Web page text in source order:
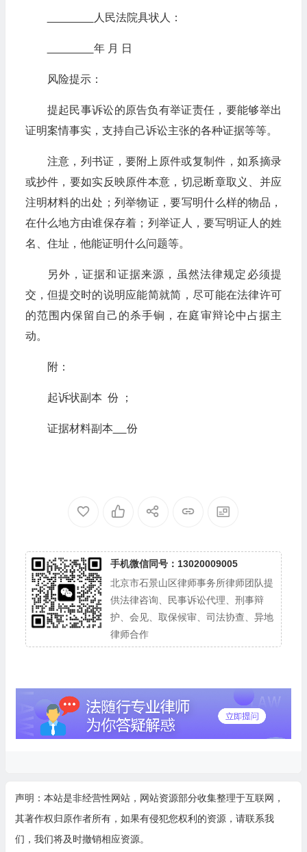
人民法院具状人：
年 月 日
风险提示：
提起民事诉讼的原告负有举证责任，要能够举出
证明案情事实，支持自己诉讼主张的各种证据等等。
注意，列书证，要附上原件或复制件，如系摘录
或抄件，要如实反映原件本意，切忌断章取义、并应
注明材料的出处；列举物证，要写明什么样的物品，
在什么地方由谁保存着；列举证人，要写明证人的姓
名、住址，他能证明什么问题等。
另外，证据和证据来源，虽然法律规定必须提
交，但提交时的说明应能简就简，尽可能在法律许可
的范围内保留自己的杀手锏，在庭审辩论中占据主
动。
附：
起诉状副本 份 ；
证据材料副本 份
手机微信同号：13020009005
北京市石景山区律师事务所律师团队提
供法律咨询、民事诉讼代理、刑事辩
护、会见、取保候审、司法协查、异地
律师合作
声明：本站是非经营性网站，网站资源部分收集整理于互联网，
其著作权归原作者所有，如果有侵犯您权利的资源，请联系我
们，我们将及时撤销相应资源。